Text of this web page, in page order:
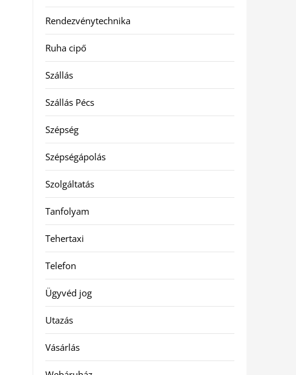
Rendezvénytechnika
Ruha cipő
Szállás
Szállás Pécs
Szépség
Szépségápolás
Szolgáltatás
Tanfolyam
Tehertaxi
Telefon
Ügyvéd jog
Utazás
Vásárlás